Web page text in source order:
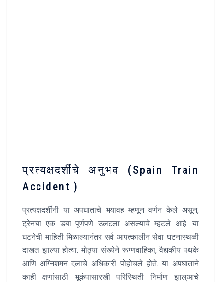
प्रत्यक्षदर्शींचे अनुभव (Spain Train
Accident )
प्रत्यक्षदर्शींनी या अपघाताचे भयावह म्हणून वर्णन केले असून,
ट्रेनचा एक डबा पूर्णपणे उलटला असल्याचे म्हटले आहे. या
घटनेची माहिती मिळाल्यानंतर सर्व आपत्कालीन सेवा घटनास्थळी
दाखल झाल्या होत्या. मोठ्या संख्येने रूग्णवाहिका, वैद्यकीय पथके
आणि अग्निशमन दलाचे अधिकारी पोहोचले होते. या अपघाताने
काही क्षणांसाठी भूकंपासारखी परिस्थिती निर्माण झाल्आचे